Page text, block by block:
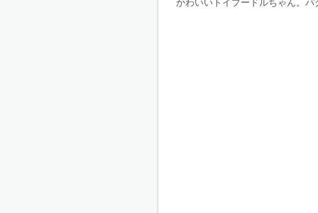
かわいいトイプードルちゃん。パ